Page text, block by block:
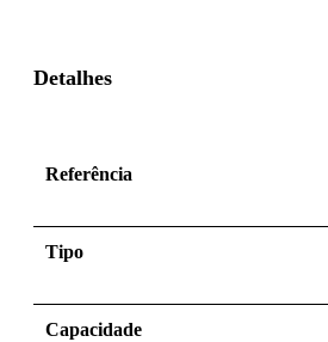
Detalhes
Referência
Tipo
Capacidade